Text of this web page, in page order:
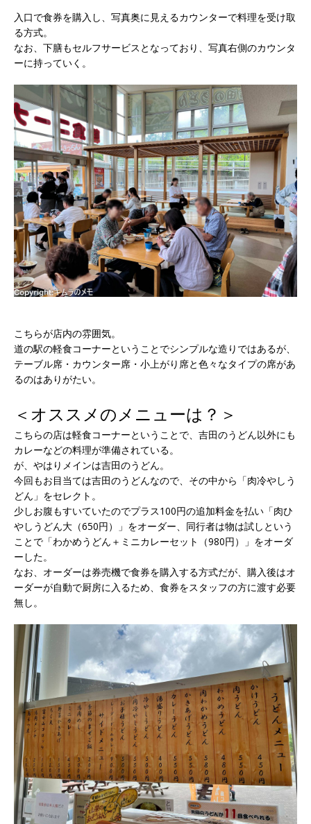
入口で食券を購入し、写真奥に見えるカウンターで料理を受け取
る方式。
なお、下膳もセルフサービスとなっており、写真右側のカウンタ
ーに持っていく。
こちらが店内の雰囲気。
道の駅の軽食コーナーということでシンプルな造りではあるが、
テーブル席・カウンター席・小上がり席と色々なタイプの席があ
るのはありがたい。
＜オススメのメニューは？＞
こちらの店は軽食コーナーということで、吉田のうどん以外にも
カレーなどの料理が準備されている。
が、やはりメインは吉田のうどん。
今回もお目当ては吉田のうどんなので、その中から「肉冷やしう
どん」をセレクト。
少しお腹もすいていたのでプラス100円の追加料金を払い「肉ひ
やしうどん大（650円）」をオーダー、同行者は物は試しという
ことで「わかめうどん＋ミニカレーセット（980円）」をオーダ
ーした。
なお、オーダーは券売機で食券を購入する方式だが、購入後はオ
ーダーが自動で厨房に入るため、食券をスタッフの方に渡す必要
無し。